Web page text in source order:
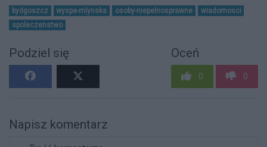
bydgoszcz wyspa-mlynska osoby-niepelnosprawne
wiadomosci
spoleczenstwo
Podziel się Oceń
0 0
Napisz komentarz